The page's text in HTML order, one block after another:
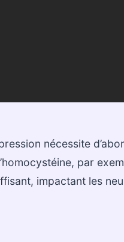
nécessite
par
impactant les